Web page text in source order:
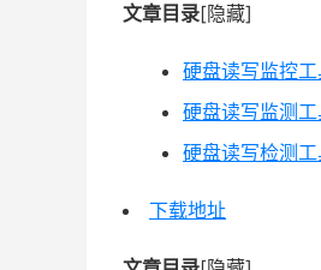
文章目录[隐藏]
硬盘读写监控工
硬盘读写监测工
硬盘读写检测工
下载地址